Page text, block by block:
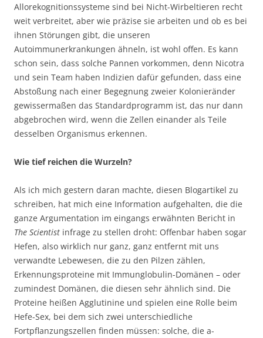
Allorekognitionssysteme sind bei Nicht-Wirbeltieren recht
weit verbreitet, aber wie präzise sie arbeiten und ob es bei
ihnen Störungen gibt, die unseren
Autoimmunerkrankungen ähneln, ist wohl offen. Es kann
schon sein, dass solche Pannen vorkommen, denn Nicotra
und sein Team haben Indizien dafür gefunden, dass eine
Abstoßung nach einer Begegnung zweier Kolonieränder
gewissermaßen das Standardprogramm ist, das nur dann
abgebrochen wird, wenn die Zellen einander als Teile
desselben Organismus erkennen.
Wie tief reichen die Wurzeln?
Als ich mich gestern daran machte, diesen Blogartikel zu
schreiben, hat mich eine Information aufgehalten, die die
ganze Argumentation im eingangs erwähnten Bericht in
The Scientist infrage zu stellen droht: Offenbar haben sogar
Hefen, also wirklich nur ganz, ganz entfernt mit uns
verwandte Lebewesen, die zu den Pilzen zählen,
Erkennungsproteine mit Immunglobulin-Domänen – oder
zumindest Domänen, die diesen sehr ähnlich sind. Die
Proteine heißen Agglutinine und spielen eine Rolle beim
Hefe-Sex, bei dem sich zwei unterschiedliche
Fortpflanzungszellen finden müssen: solche, die a-